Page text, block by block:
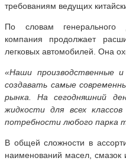
требованиям ведущих
По словам генерального
компания продолжает
легковых автомобилей. Она
«Наши производственные
создавать самые
рынка. На сегодняшний
жидкости для всех
потребности любого парка
В общей сложности в
наименований масел, смазок